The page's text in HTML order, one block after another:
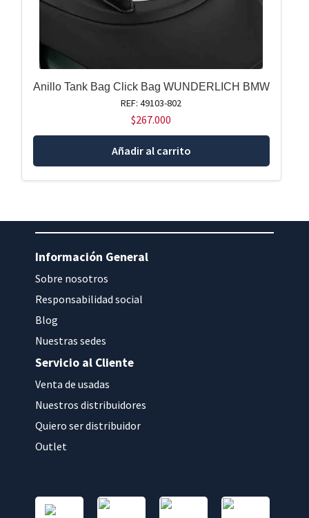
Anillo Tank Bag Click Bag WUNDERLICH BMW
REF: 49103-802
$267.000
Añadir al carrito
Información General
Sobre nosotros
Responsabilidad social
Blog
Nuestras sedes
Servicio al Cliente
Venta de usadas
Nuestros distribuidores
Quiero ser distribuidor
Outlet